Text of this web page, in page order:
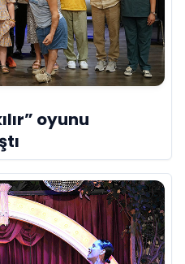
oyunu